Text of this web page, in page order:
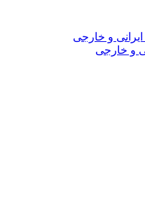
ایرانی و خارجی
و خارجی